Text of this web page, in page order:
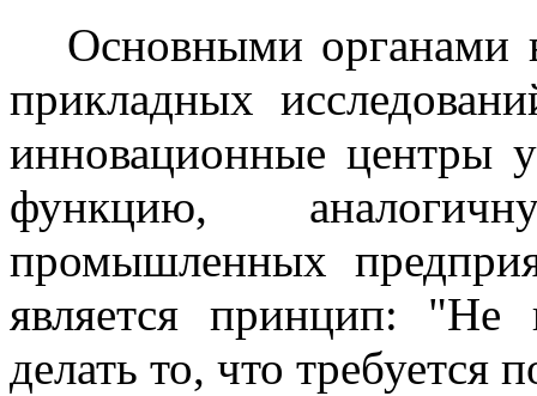
Основными органами
прикладных
инновационные центры
функцию,
промышленных
является принцип: "Не
делать то, что требуется